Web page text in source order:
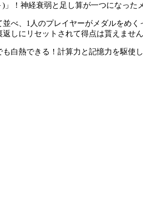
」！神経衰弱と足し算が一つになった
べ、1人のプレイヤーがメダルをめ
しにリセットされて得点は貰えませ
白熱できる！計算力と記憶力を駆使